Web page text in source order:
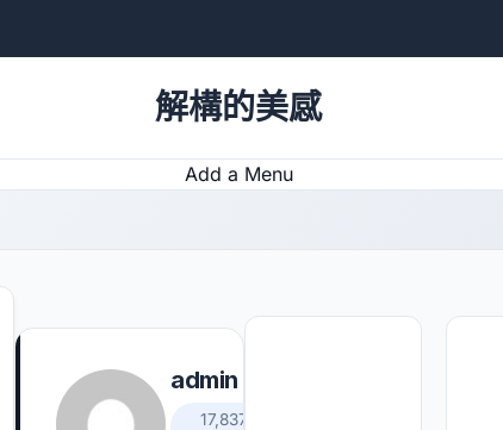
解構的美感
Add a Menu
admin
17,837